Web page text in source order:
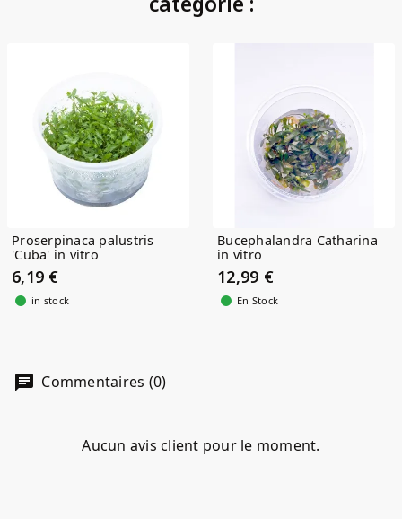
Proserpinaca palustris
'Cuba' in vitro
6,19 €
in stock
Bucephalandra Catharina
in vitro
12,99 €
En Stock
Commentaires (0)
Aucun avis client pour le moment.